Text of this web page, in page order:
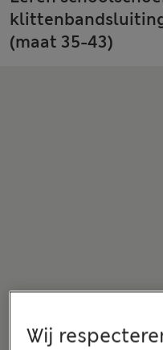
(maat 35-43)
Wij